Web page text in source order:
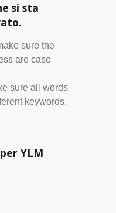
si sta
sure the
are case
sure all words
keywords.
YLM